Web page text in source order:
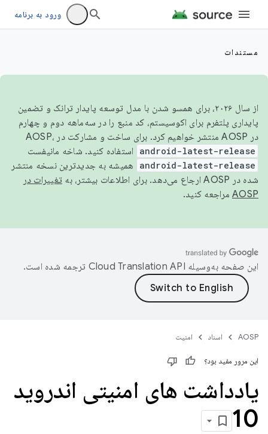
ورود به برنامه
مستندات
از سال ۲۰۲۶، برای همسو شدن با مدل توسعه پایدار ترانک و تضمین
پایداری پلتفرم برای اکوسیستم، کد منبع را در سه‌ماهه دوم و چهارم
در AOSP منتشر خواهیم کرد. برای ساخت و مشارکت در AOSP،
android-latest-release استفاده کنید. شاخه مانیفست
android-latest-release
همیشه به جدیدترین نسخه منتشر
شده در AOSP ارجاع می‌دهد. برای اطلاعات بیشتر، به
تغییرات در
AOSP مراجعه کنید.
این صفحه به‌وسیله ترجمه شده است.
AOSP اسناد امنیت
این مرور مفید بود؟
یادداشت های امنیتی اندروید
10